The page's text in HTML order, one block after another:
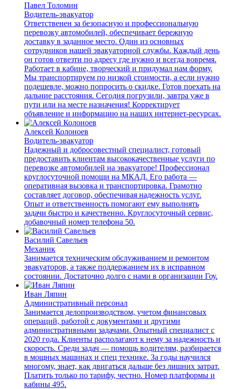
Павел Толомин
Водитель-эвакуатор
Ответственен за безопасную и профессиональную
перевозку автомобилей, обеспечивает бережную
доставку в заданное место. Один из основных
сотрудников нашей эвакуаторной службы. Каждый день
он готов отвезти по адресу где нужно и всегда вовремя.
Работает в кабине, творческий и придумал нам форму.
Мы транспортируем по низкой стоимости, а если нужно
подешевле, можно попросить о скидке. Готов поехать на
дальние расстояния. Сегодня погрузили, завтра уже в
пути или на месте назначения! Корректирует
объявление и информацию на наших интернет-ресурсах.
Алексей Колоноев
Водитель-эвакуатор
Надежный и добросовестный специалист, готовый
предоставить клиентам высококачественные услуги по
перевозке автомобилей на эвакуаторе! Профессионал
круглосуточной помощи на МКАД. Его работа —
оперативная вызовка и транспортировка. Грамотно
составляет договор, обеспечивая надежность услуг.
Опыт и ответственность помогают ему выполнять
задачи быстро и качественно. Круглосуточный сервис,
добавочный номер телефона 50.
Василий Савельев
Механик
Занимается техническим обслуживанием и ремонтом
эвакуаторов, а также поддержанием их в исправном
состоянии. Достаточно долго с нами в организации Гоу.
Иван Ляпин
Административный персонал
Занимается делопроизводством, учетом финансовых
операций, работой с документами и другими
административными задачами. Опытный специалист с
2020 года. Клиенты располагают к нему за надежность и
скорость. Среди задач — помощь водителям, разбирается
в мощных машинах и спец технике. За годы научился
многому, знает, как двигаться дальше без лишних затрат.
Платить только по тарифу, честно. Номер платформы и
кабины 495.